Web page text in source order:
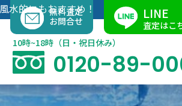
水的にもおすすめ！
無料査定
お問合せ
LINE
査定はこ
10時~18時（日・祝日休み）
0120-89-